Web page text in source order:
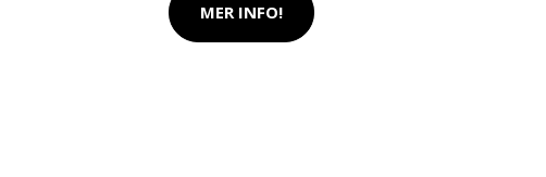
MER INFO!